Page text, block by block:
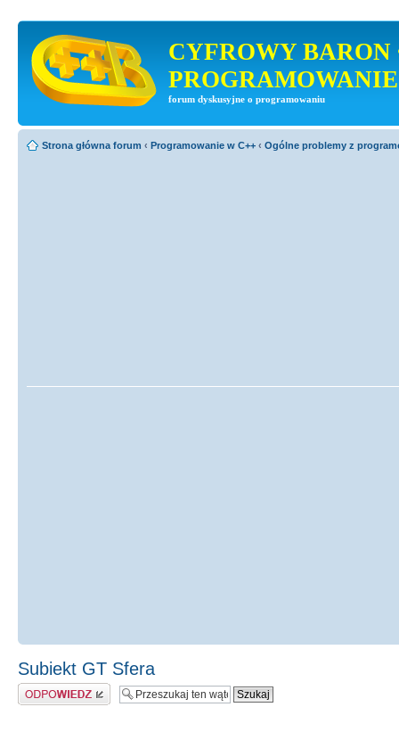
CYFROWY BARON
PROGRAMOWANIE
forum dyskusyjne o programowaniu
Strona główna forum ‹ Programowanie w C++ ‹ Ogólne problemy z
Subiekt GT Sfera
Odpowiedz